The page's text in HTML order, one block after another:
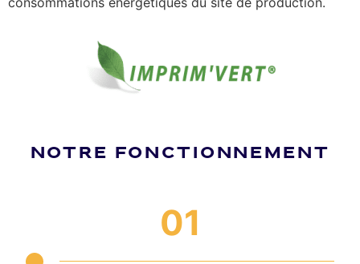
NOTRE FONCTIONNEMENT
01